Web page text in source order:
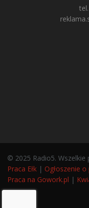
© 2025 Radio5. Wszelkie
Praca Ełk | Ogłoszenie o
Praca na Gowork.pl |